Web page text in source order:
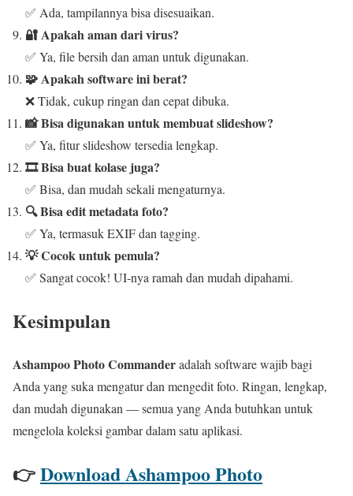
✅ Ada, tampilannya bisa disesuaikan.
🔐 Apakah aman dari virus?
✅ Ya, file bersih dan aman untuk digunakan.
🧩 Apakah software ini berat?
❌ Tidak, cukup ringan dan cepat dibuka.
📸 Bisa digunakan untuk membuat slideshow?
✅ Ya, fitur slideshow tersedia lengkap.
🎞️ Bisa buat kolase juga?
✅ Bisa, dan mudah sekali mengaturnya.
🔍 Bisa edit metadata foto?
✅ Ya, termasuk EXIF dan tagging.
💡 Cocok untuk pemula?
✅ Sangat cocok! UI-nya ramah dan mudah dipahami.
Kesimpulan
Ashampoo Photo Commanderadalah software wajib bagi
Anda yang suka mengatur dan mengedit foto. Ringan, lengkap,
dan mudah digunakan — semua yang Anda butuhkan untuk
mengelola koleksi gambar dalam satu aplikasi.
👉Download Ashampoo Photo